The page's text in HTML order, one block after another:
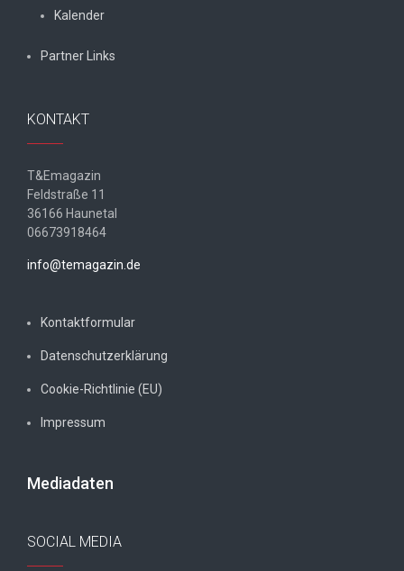
Kalender
Partner Links
KONTAKT
T&Emagazin
Feldstraße 11
36166 Haunetal
06673918464
info@temagazin.de
Kontaktformular
Datenschutzerklärung
Cookie-Richtlinie (EU)
Impressum
Mediadaten
SOCIAL MEDIA